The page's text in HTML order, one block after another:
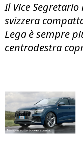
Il Vice Segretario
svizzera
Lega è sempre
centrodestra